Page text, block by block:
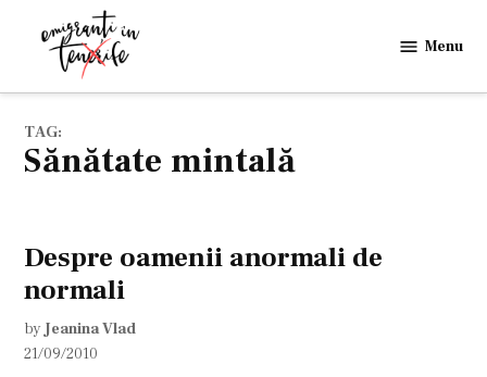
in
Menu
TAG:
sănătate mintală
Despre oamenii anormali de
normali
by Jeanina Vlad
21/09/2010